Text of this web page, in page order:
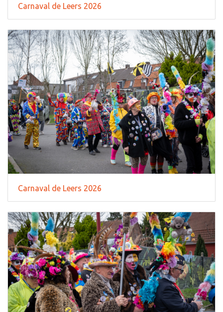
Carnaval de Leers 2026
Carnaval de Leers 2026